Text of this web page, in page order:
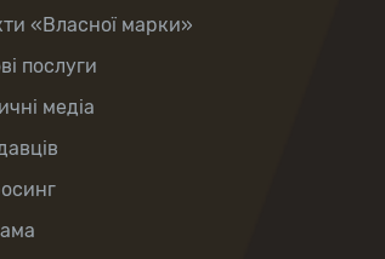
«Власної марки»
послуги
медіа